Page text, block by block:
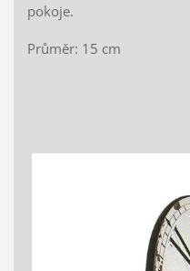
pokoje.
Průměr: 15 cm